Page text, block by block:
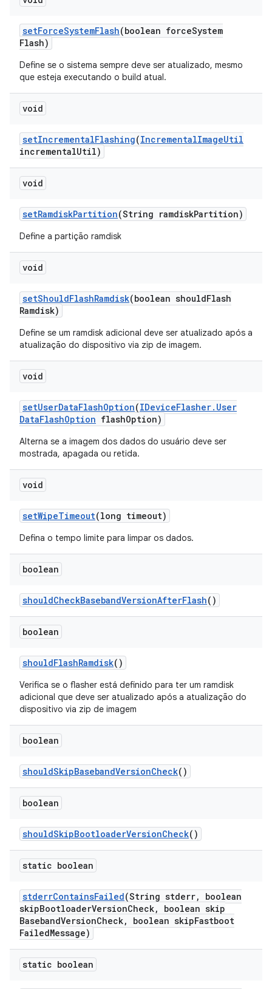
setForceSystemFlash(boolean forceSystem
Flash)
Define se o sistema sempre deve ser atualizado, mesmo
que esteja executando o build atual.
void
setIncrementalFlashing(IncrementalImageUtil
incrementalUtil)
void
setRamdiskPartition(String ramdiskPartition)
Define a partição ramdisk
void
setShouldFlashRamdisk(boolean shouldFlash
Ramdisk)
Define se um ramdisk adicional deve ser atualizado após a
atualização do dispositivo via zip de imagem.
void
setUserDataFlashOption(IDeviceFlasher. User
DataFlashOption flashOption)
Alterna se a imagem dos dados do usuário deve ser
mostrada, apagada ou retida.
void
setWipeTimeout(long timeout)
Defina o tempo limite para limpar os dados.
boolean
shouldCheckBasebandVersionAfterFlash()
boolean
shouldFlashRamdisk()
Verifica se o flasher está definido para ter um ramdisk
adicional que deve ser atualizado após a atualização do
dispositivo via zip de imagem
boolean
shouldSkipBasebandVersionCheck()
boolean
shouldSkipBootloaderVersionCheck()
static boolean
stderrContainsFailed(String stderr,
boolean
skipBootloaderVersionCheck,
boolean skip
BasebandVersionCheck, boolean skipFastboot
FailedMessage)
static boolean